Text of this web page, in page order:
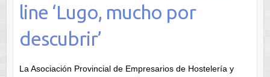
line ‘Lugo, mucho por
descubrir’
La Asociación Provincial de Empresarios de Hostelería y